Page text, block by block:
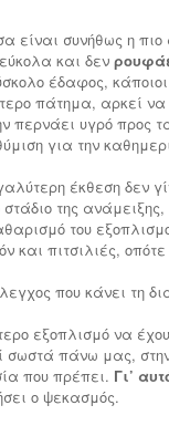
είναι συνήθως η
εύκολα και δεν
έδαφος,
πάτημα, αρκεί
περνάει υγρό προς
για την
έκθεση δεν
της ανάμειξης,
του
και πιτσιλιές,
που κάνει τη
εξοπλισμό να
σωστά πάνω μας,
που πρέπει. Γι’
ο ψεκασμός.